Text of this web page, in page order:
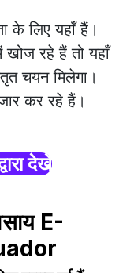
के लिए यहाँ हैं।
रहे हैं तो यहाँ
चयन मिलेगा।
कर रहे हैं।
देखें
E-